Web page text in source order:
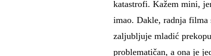
katastrofi. Kažem mini,
imao. Dakle, radnja
zaljubljuje mladić
problematičan, a ona je